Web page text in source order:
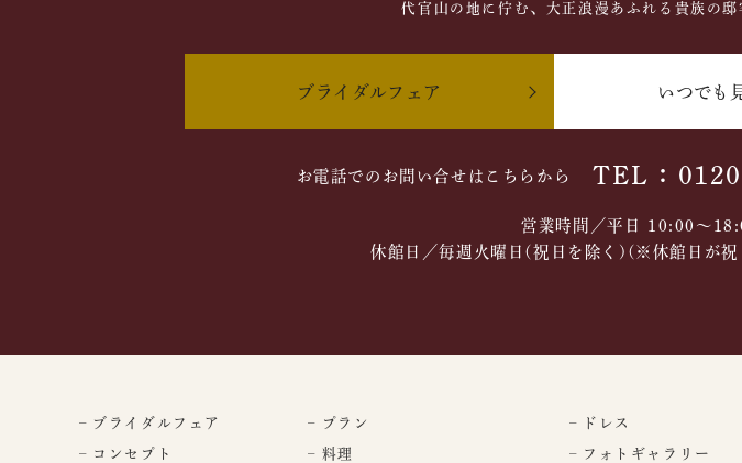
代官山の地に佇む、大正浪漫あふれる貴族の
ブライダルフェア いつでも
お電話でのお問い合せはこちらから TEL：
営業時間／平日 10:00～
休館日／毎週火曜日(祝日を除く)(※休館日が祝
– ブライダルフェア
– コンセプト
– プラン
– 料理
– ドレス
– フォトギャラリー